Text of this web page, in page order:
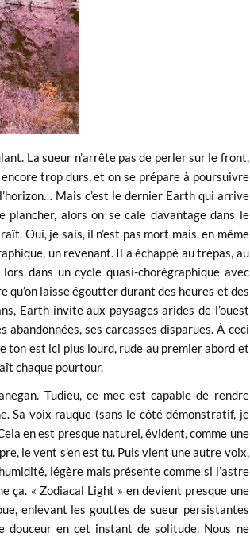
La sueur n’arrête pas de perler sur le front,
trop durs, et on se prépare à poursuivre
Mais c’est le dernier Earth qui arrive
alors on se cale davantage dans le
Oui, je sais, il n’est pas mort mais, en même
un revenant. Il a échappé au trépas, au
dans un cycle quasi-chorégraphique avec
laisse égoutter durant des heures et des
Earth invite aux paysages arides de l’ouest
ses carcasses disparues. À ceci
ton est ici plus lourd, rude au premier abord et
chaque pourtour.
Tudieu, ce mec est capable de rendre
Sa voix rauque (sans le côté démonstratif, je
en est presque naturel, évident, comme une
le vent s’en est tu. Puis vient une autre voix,
légère mais présente comme si l’astre
ça. « Zodiacal Light » en devient presque une
enlevant les gouttes de sueur persistantes
douceur en cet instant de solitude. Nous ne